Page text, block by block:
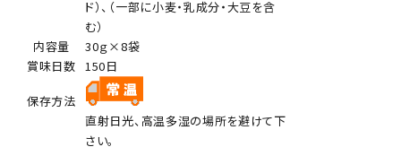
ド）、（一部に小麦・乳成分・大豆を含
む）
内容量
30ｇ×8袋
賞味日数
150日
保存方法
直射日光、高温多湿の場所を避けて下
さい。